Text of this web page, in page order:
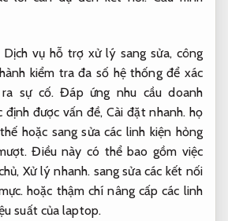
vụ hỗ trợ xử lý sang sửa, công
kiểm tra đa số hệ thống để xác
ra sự cố.Đáp ứng nhu cầu doanh
định được vấn đề,Cài đặt nhanh. họ
hoặc sang sửa các linh kiện hỏng
Điều này có thể bao gồm việc
Xử lý nhanh. sang sửa các kết nối
hoặc thậm chí nâng cấp các linh
suất của laptop.